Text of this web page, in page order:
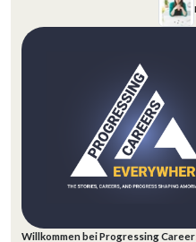
Willkommen bei Progressing